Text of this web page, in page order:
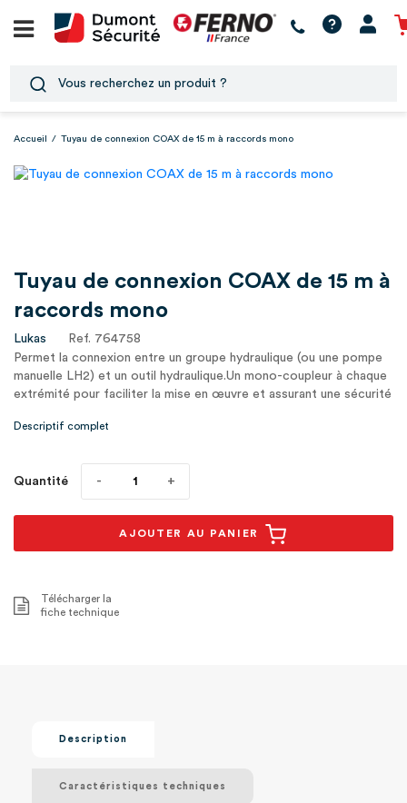
Accueil / Tuyau de connexion COAX de 15 m à raccords mono
Tuyau de connexion COAX de 15 m à
raccords mono
Lukas
Ref. 764758
Permet la connexion entre un groupe hydraulique (ou une pompe
manuelle LH2) et un outil hydraulique.Un mono-coupleur à chaque
extrémité pour faciliter la mise en œuvre et assurant une sécurité
Descriptif complet
Quantité
AJOUTER AU PANIER
Télécharger la
fiche technique
Description
Caractéristiques techniques